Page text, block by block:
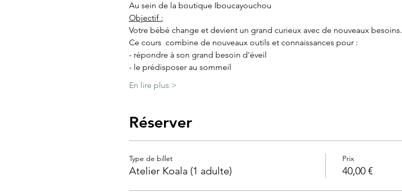
Au sein de la boutique Iboucayouchou
Objectif :
Votre bébé change et devient un grand curieux avec de nouveaux besoins.
Ce cours  combine de nouveaux outils et connaissances pour :
- répondre à son grand besoin d'éveil
- le prédisposer au sommeil
En lire plus >
Réserver
Type de billet
Atelier Koala (1 adulte)
Prix
40,00 €